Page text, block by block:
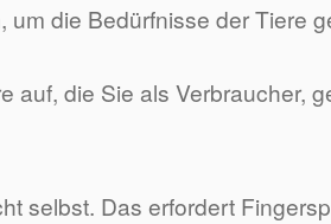
die Bedürfnisse der Tiere
auf, die Sie als Verbraucher,
selbst. Das erfordert